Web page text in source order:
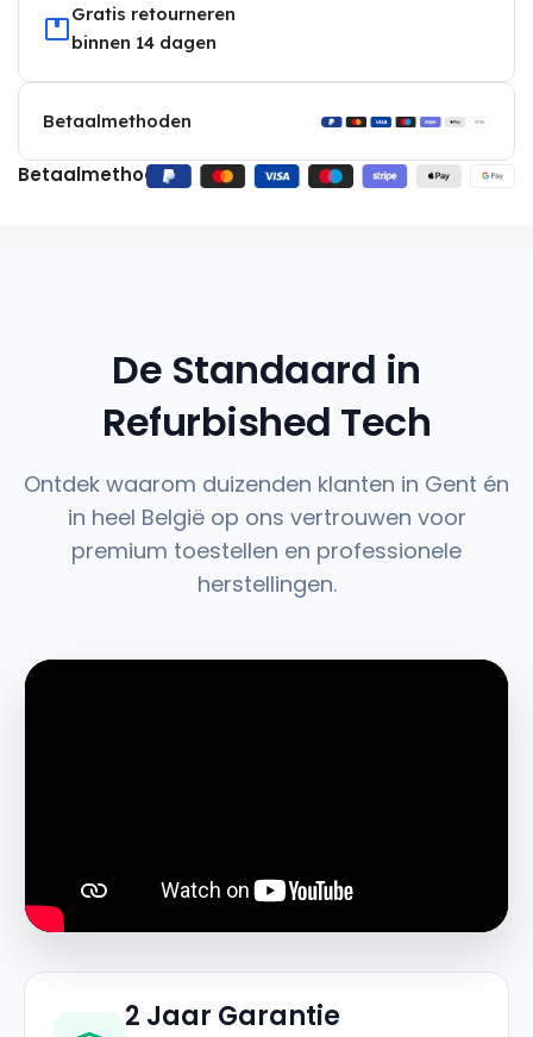
Gratis retourneren
binnen 14 dagen
Betaalmethoden
Betaalmethoden:
De Standaard in
Refurbished Tech
Ontdek waarom duizenden klanten in Gent én
in heel België op ons vertrouwen voor
premium toestellen en professionele
herstellingen.
2 Jaar Garantie